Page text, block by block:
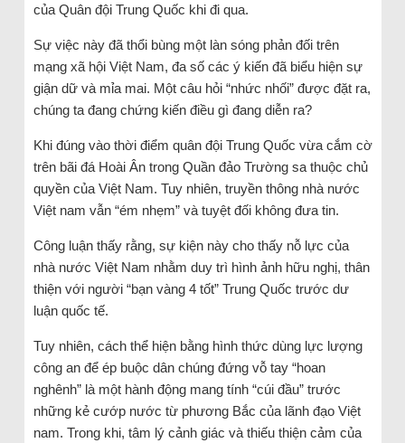
của Quân đội Trung Quốc khi đi qua.
Sự việc này đã thổi bùng một làn sóng phản đối trên
mạng xã hội Việt Nam, đa số các ý kiến đã biểu hiện sự
giận dữ và mỉa mai. Một câu hỏi “nhức nhối” được đặt ra,
chúng ta đang chứng kiến điều gì đang diễn ra?
Khi đúng vào thời điểm quân đội Trung Quốc vừa cắm cờ
trên bãi đá Hoài Ân trong Quần đảo Trường sa thuộc chủ
quyền của Việt Nam. Tuy nhiên, truyền thông nhà nước
Việt nam vẫn “ém nhẹm” và tuyệt đối không đưa tin.
Công luận thấy rằng, sự kiện này cho thấy nỗ lực của
nhà nước Việt Nam nhằm duy trì hình ảnh hữu nghị, thân
thiện với người “bạn vàng 4 tốt” Trung Quốc trước dư
luận quốc tế.
Tuy nhiên, cách thể hiện bằng hình thức dùng lực lượng
công an để ép buộc dân chúng đứng vỗ tay “hoan
nghênh” là một hành động mang tính “cúi đầu” trước
những kẻ cướp nước từ phương Bắc của lãnh đạo Việt
nam. Trong khi, tâm lý cảnh giác và thiếu thiện cảm của